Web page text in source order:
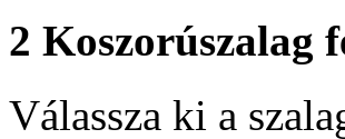
2 Koszorúszalag
Válassza ki a